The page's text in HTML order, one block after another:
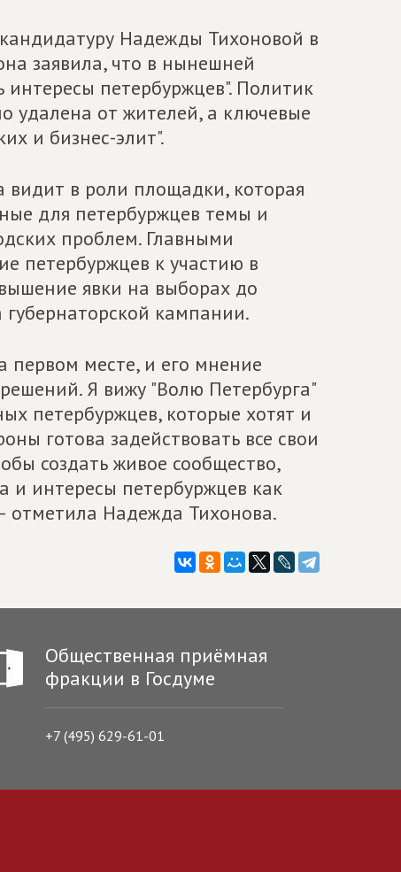
Надежды Тихоновой в
заявила, что в нынешней
интересы петербуржцев". Политик
удалена от жителей, а ключевые
и бизнес-элит".
в роли площадки, которая
для петербуржцев темы и
проблем. Главными
петербуржцев к участию в
явки на выборах до
кампании.
первом месте, и его мнение
Я вижу "Волю Петербурга"
петербуржцев, которые хотят и
готова задействовать все свои
создать живое сообщество,
и интересы петербуржцев как
отметила Надежда Тихонова.
Общественная приёмная
фракции в Госдуме
+7 (495) 629-61-01